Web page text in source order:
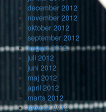
december 2012
november 2012
oktober 2012
september 2012
august 2012
juli 2012
juni 2012
maj 2012
april 2012
marts 2012
februar 2012